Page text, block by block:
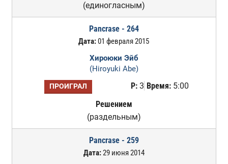
(единогласным)
Pancrase - 264
Дата:01 февраля 2015
Хироюки Эйб
(Hiroyuki Abe)
ПРОИГРАЛ Р:3 Время:5:00
Решением
(раздельным)
Pancrase - 259
Дата:29 июня 2014